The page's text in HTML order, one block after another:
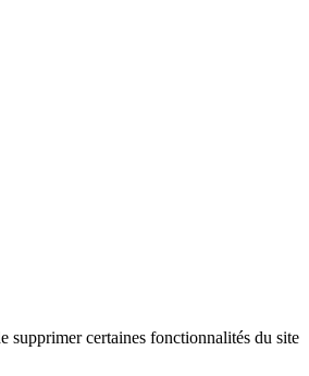
supprimer certaines fonctionnalités du site